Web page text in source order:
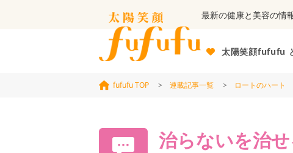
最新の健康と美容の情
太陽笑顔fufufu
fufufu TOP > 連載記事一覧 > ロートのハート
治らないを治